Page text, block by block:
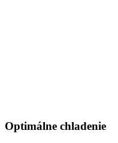
Optimálne chladenie